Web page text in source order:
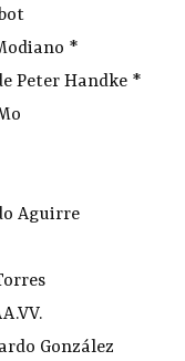
*
Peter Handke *
Aguirre
González